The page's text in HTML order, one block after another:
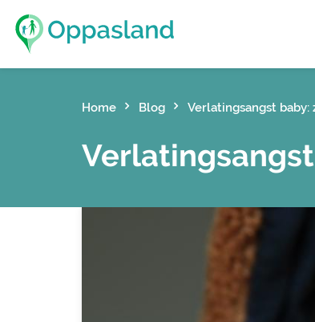
Home Blog Verlatingsangst baby: